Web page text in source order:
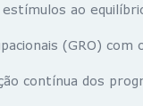
ao
(GRO) com
contínua dos